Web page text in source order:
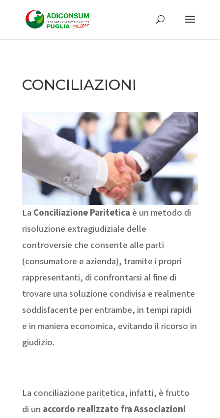
CONCILIAZIONI
La Conciliazione Paritetica è un metodo di
risoluzione extragiudiziale delle
controversie che consente alle parti
(consumatore e azienda), tramite i propri
rappresentanti, di confrontarsi al fine di
trovare una soluzione condivisa e realmente
soddisfacente per entrambe, in tempi rapidi
e in maniera economica, evitando il ricorso in
giudizio.
La conciliazione paritetica, infatti, è frutto
di un accordo realizzato fra Associazioni